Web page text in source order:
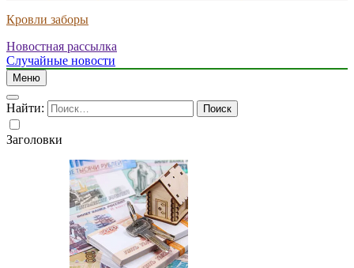
Кровли заборы
Новостная рассылка
Случайные новости
Меню
Найти:
Заголовки